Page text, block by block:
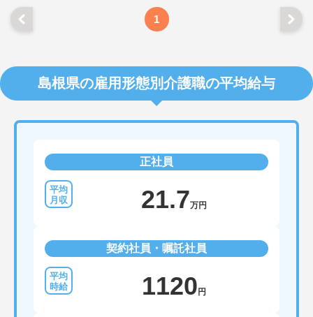
1
島根県の雇用形態別介護職の平均給与
正社員
21.7万円
契約社員・嘱託社員
1120 円